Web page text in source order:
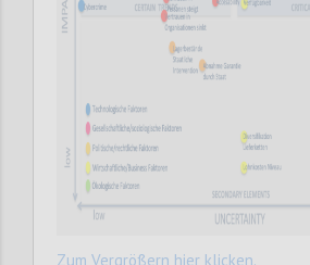
Zum Vergrößern hier klicken.